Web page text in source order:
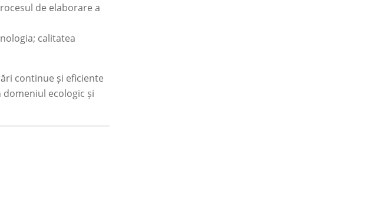
de elaborare a
calitatea
continue și eficiente
ecologic și